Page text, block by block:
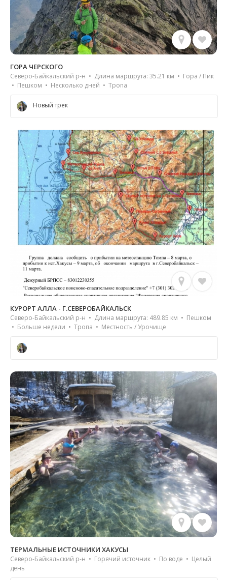
ГОРА ЧЕРСКОГО
Северо-Байкальский р-н • Длина маршрута: 35.21 км • Гора / Пик
• Пешком • Несколько дней • Тропа
Новый трек
КУРОРТ АЛЛА - Г.СЕВЕРОБАЙКАЛЬСК
Северо-Байкальский р-н • Длина маршрута: 489.85 км • Пешком
• Больше недели • Тропа • Местность / Урочище
ТЕРМАЛЬНЫЕ ИСТОЧНИКИ ХАКУСЫ
Северо-Байкальский р-н • Горячий источник • По воде • Целый
день